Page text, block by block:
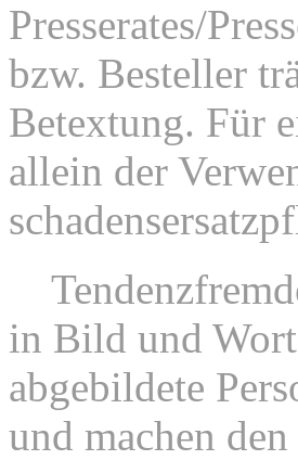
Presserates/
bzw. Besteller
Betextung. Für
allein der
in Bild und
abgebildete
und machen